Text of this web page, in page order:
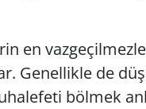
en
Genellikle de
bölmek